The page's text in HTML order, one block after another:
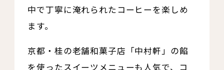
中で丁寧に淹れられたコーヒーを楽しめ
ます。
京都・桂の老舗和菓子店「中村軒」の餡
を使ったスイーツメニューも人気で、コ